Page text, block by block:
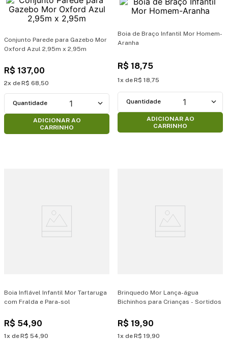
Conjunto Parede para Gazebo Mor
Oxford Azul 2,95m x 2,95m
R$ 137,00
2 R$ 68,50
1
ADICIONAR AO
CARRINHO
Boia de Braço Infantil Mor Homem-
Aranha
R$ 18,75
1 R$ 18,75
1
ADICIONAR AO
CARRINHO
Boia Inflável Infantil Mor Tartaruga
com Fralda e Para-sol
R$ 54,90
1 R$ 54,90
Brinquedo Mor Lança-água
Bichinhos para Crianças - Sortidos
R$ 19,90
1 R$ 19,90